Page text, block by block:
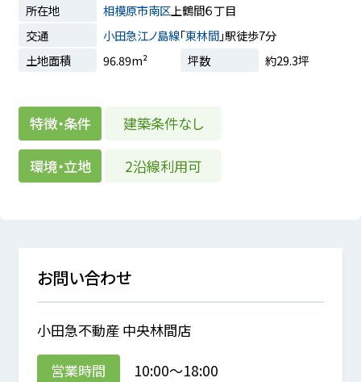
所在地 相模原市南区上鶴間６丁目
交通
小田急江ノ島線「東林間」駅徒歩7分
土地面積
96.89m² 坪数 約29.3坪
特徴・条件 建築条件なし
環境・立地 2沿線利用可
お問い合わせ
小田急不動産 中央林間店
営業時間
10:00～18:00